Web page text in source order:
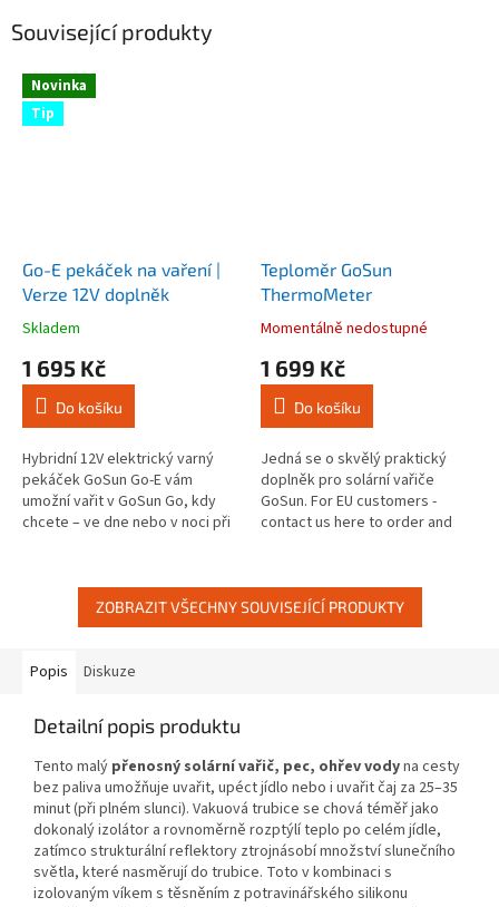
Související produkty
Novinka
Tip
Go-E pekáček na vaření |
Verze 12V doplněk
Průměrné
produktu
4,0
5
hvězdiček.
Skladem
1 695 Kč
Do košíku
Hybridní 12V elektrický varný
pekáček GoSun Go-E vám
umožní vařit v GoSun Go, kdy
chcete – ve dne nebo v noci při
Teploměr GoSun
ThermoMeter
Průměrné
produktu
4,0
5
hvězdiček.
Momentálně nedostupné
1 699 Kč
Do košíku
Jedná se o skvělý praktický
doplněk pro solární vařiče
GoSun. For EU customers -
contact us here to order and
ZOBRAZIT VŠECHNY SOUVISEJÍCÍ PRODUKTY
Popis Diskuze
Detailní popis produktu
Tento malý přenosný solární vařič, pec, ohřev vodyna cesty
bez paliva umožňuje uvařit, upéct jídlo nebo i uvařit čaj za 25–35
minut (při plném slunci). Vakuová trubice se chová téměř jako
dokonalý izolátor a rovnoměrně rozptýlí teplo po celém jídle,
zatímco strukturální reflektory ztrojnásobí množství slunečního
světla, které nasměrují do trubice. Toto v kombinaci s
izolovaným víkem s těsněním z potravinářského silikonu